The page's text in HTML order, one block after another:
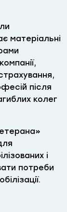
матеріальні
після
колег
і
потреби